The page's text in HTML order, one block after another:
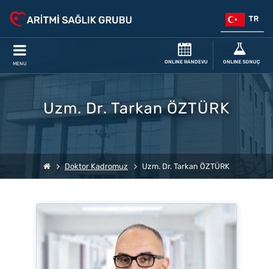
TR
MENU ONLINE RANDEVU ONLINE SONUÇ
Uzm. Dr. Tarkan ÖZTÜRK
Doktor Kadromuz Uzm. Dr. Tarkan ÖZTÜRK